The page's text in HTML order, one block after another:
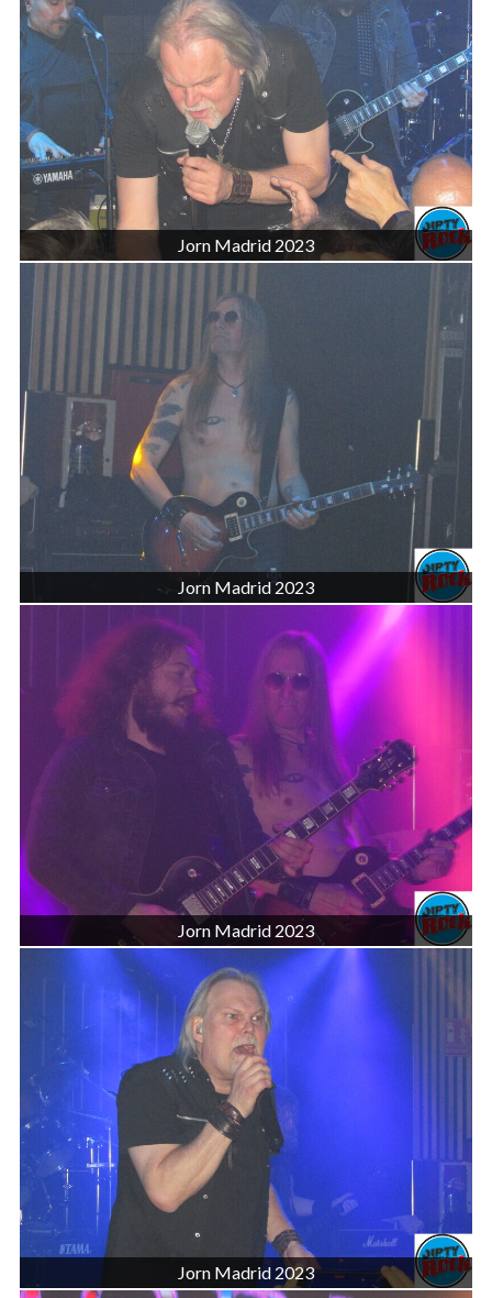
Jorn Madrid 2023
Jorn Madrid 2023
Jorn Madrid 2023
Jorn Madrid 2023